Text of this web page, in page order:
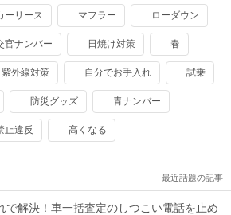
ーリース マフラー ローダウン
官ナンバー 日焼け対策 春
紫外線対策 自分でお手入れ 試乗
防災グッズ 青ナンバー
止違反 高くなる
最近話題の記事
で解決！車一括査定のしつこい電話を止め